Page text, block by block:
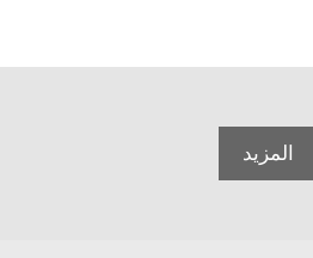
المزيد